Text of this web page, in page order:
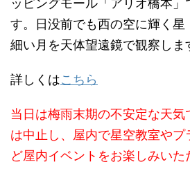
ッピングモール「アリオ橋本」
す。日没前でも西の空に輝く
細い月を天体望遠鏡で観察しま
詳しくはこちら
当日は梅雨末期の不安定な天
は中止し、屋内で星空教室や
ど屋内イベントをお楽しみいた